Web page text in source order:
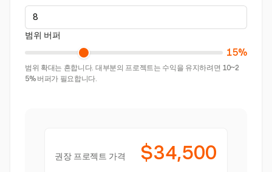
범위 버퍼
15%
범위 확대는 흔합니다. 대부분의 프로젝트는 수익을 유지하려면 10~2
5% 버퍼가 필요합니다.
권장 프로젝트 가격 $34,500